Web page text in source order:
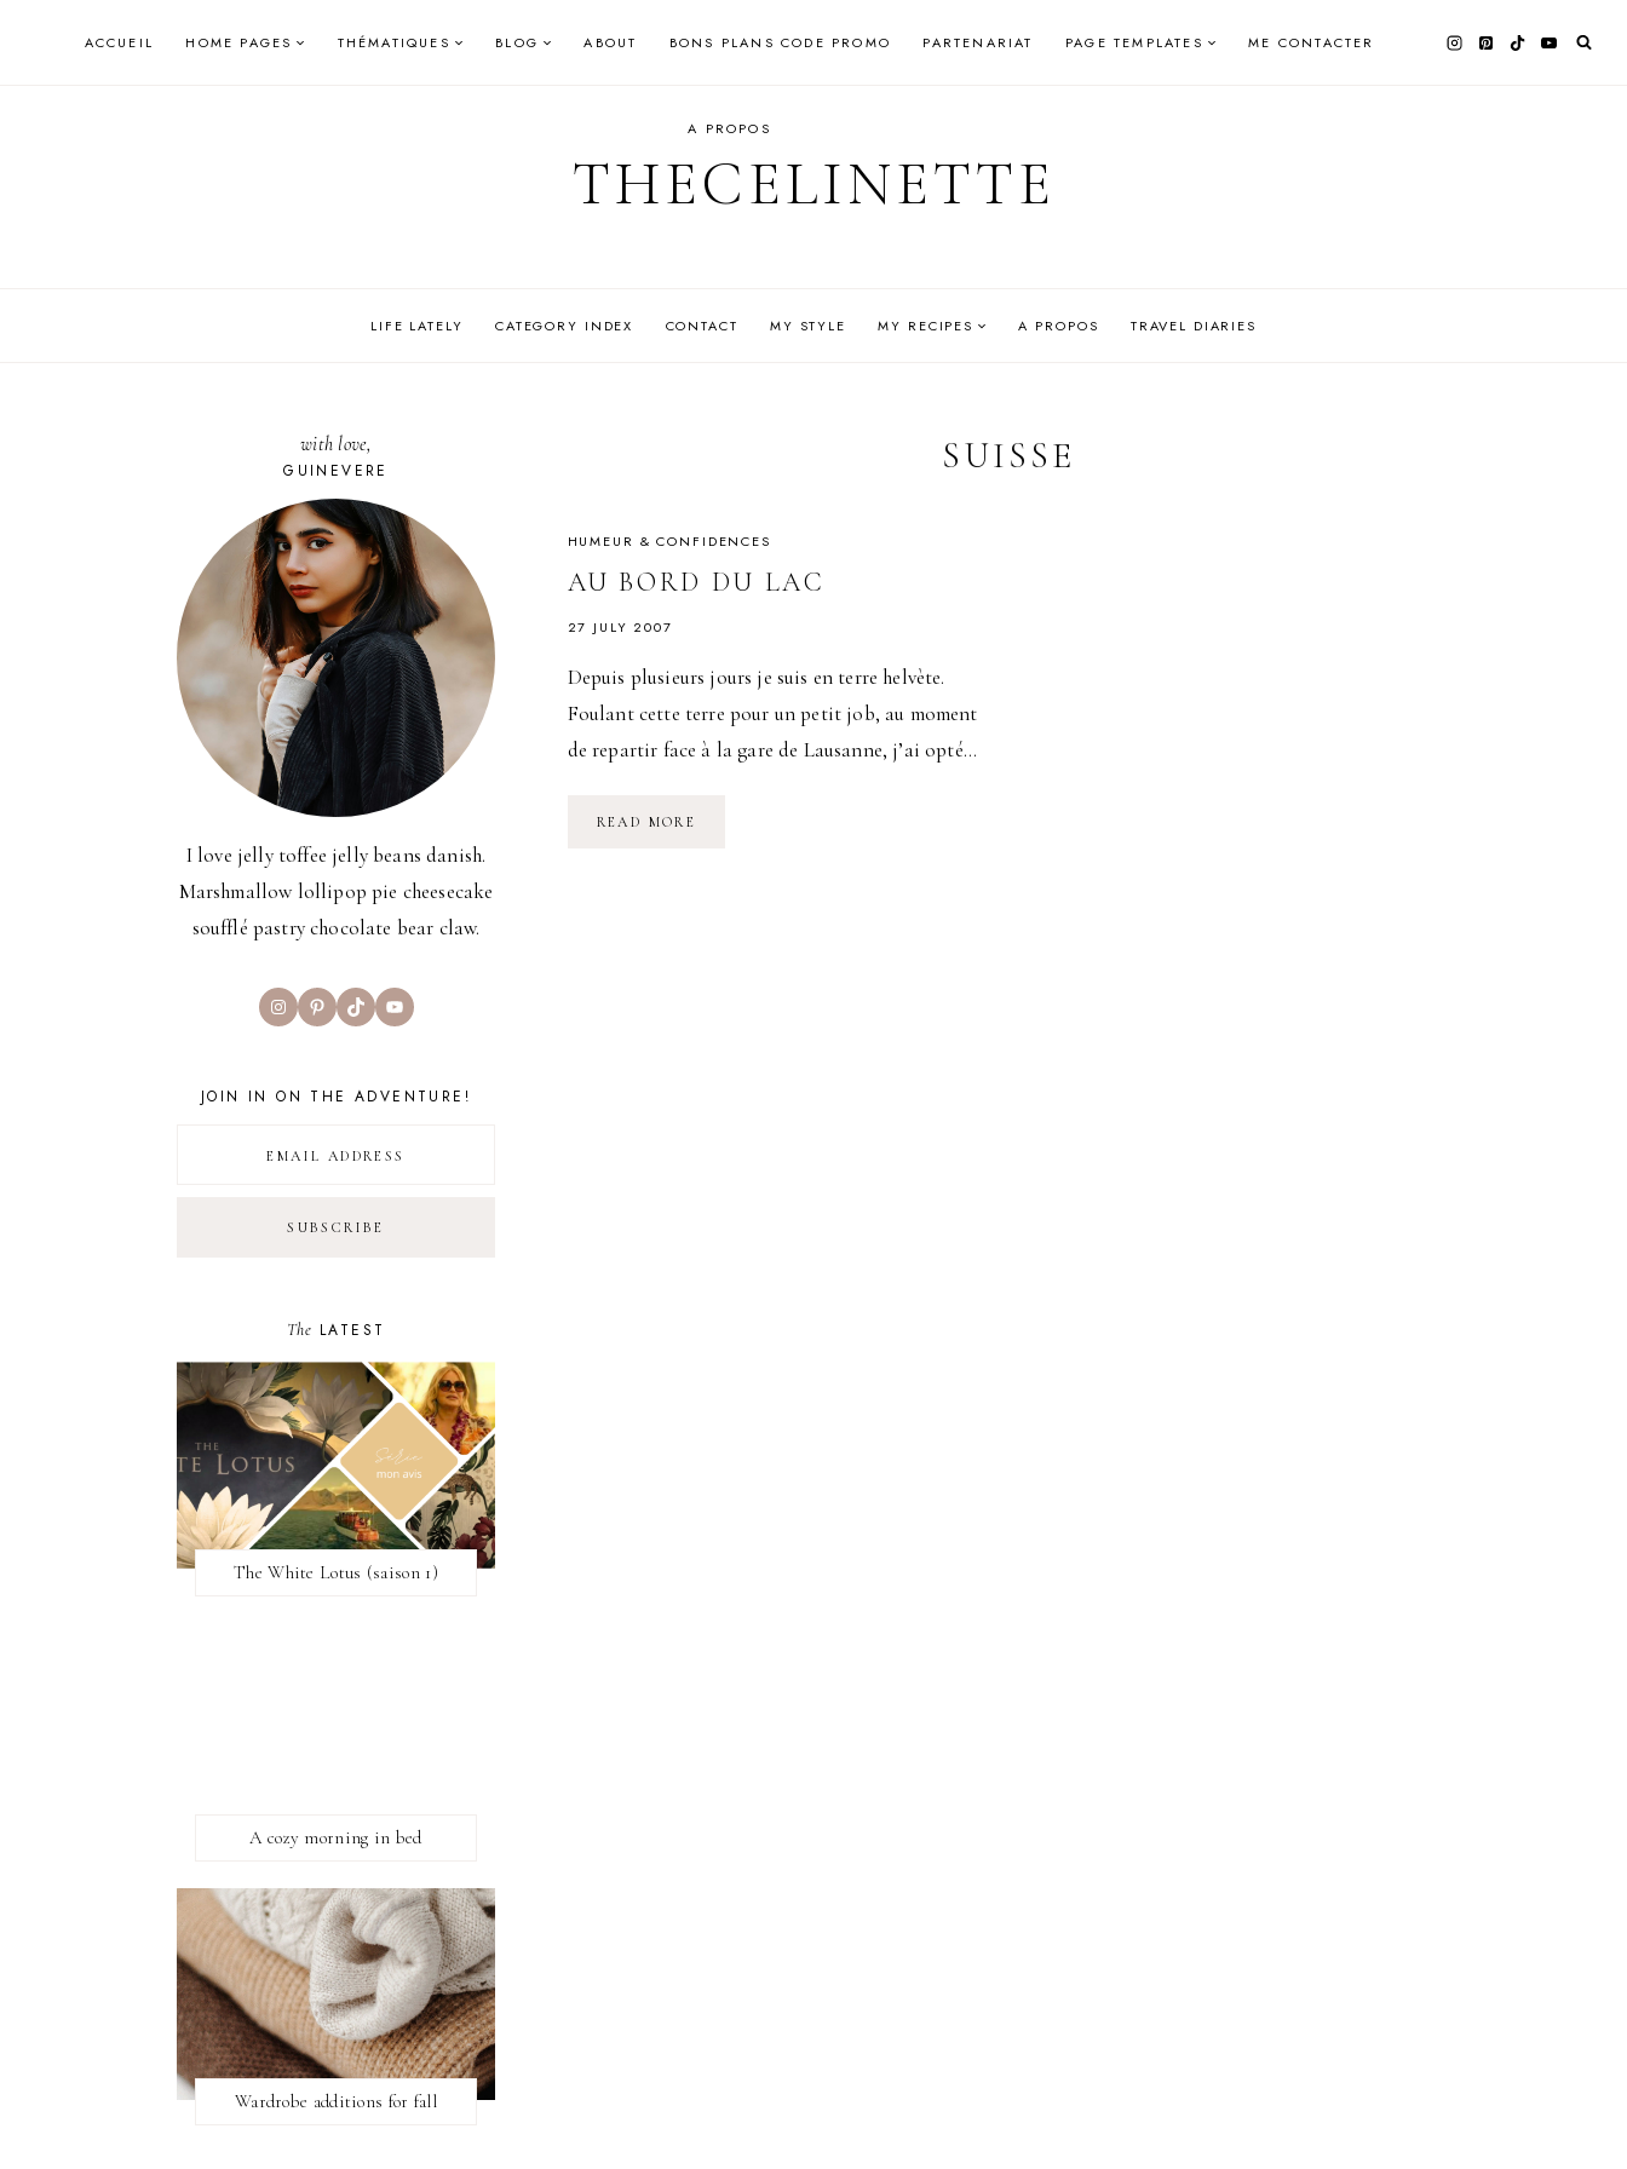
ACCUEIL HOME PAGES THÉMATIQUES BLOG ABOUT BONS PLANS CODE PROMO PARTENARIAT PAGE TEMPLATES ME CONTACTER
A PROPOS
THECELINETTE
LIFE LATELY CATEGORY INDEX CONTACT MY STYLE MY RECIPES A PROPOS TRAVEL DIARIES
SUISSE
HUMEUR & CONFIDENCES
AU BORD DU LAC
27 JULY 2007
Depuis plusieurs jours je suis en terre helvète.
Foulant cette terre pour un petit job, au moment
de repartir face à la gare de Lausanne, j’ai opté…
READ MORE
with love,
GUINEVERE
I love jelly toffee jelly beans danish.
Marshmallow lollipop pie cheesecake
soufflé pastry chocolate bear claw.
InstagramPinterest
TikTokYouTube
JOIN IN ON THE ADVENTURE!
The LATEST
The White Lotus (saison 1)
A cozy morning in bed
Wardrobe additions for fall